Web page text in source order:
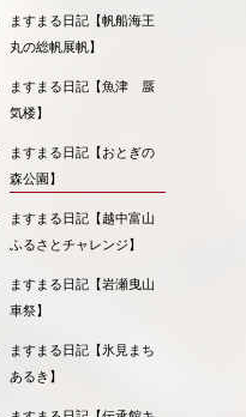
ますまる日記【帆船海王
丸の総帆展帆】
ますまる日記【魚津 蜃
気楼】
ますまる日記【おとぎの
森公園】
ますまる日記【越中富山
ふるさとチャレンジ】
ますまる日記【岩瀬曳山
車祭】
ますまる日記【氷見まち
あるき】